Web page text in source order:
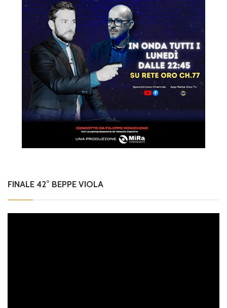
FINALE 42° BEPPE VIOLA